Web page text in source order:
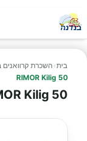
בית› השכרת קרוואנים
RIMOR Kilig 50
Kilig 50